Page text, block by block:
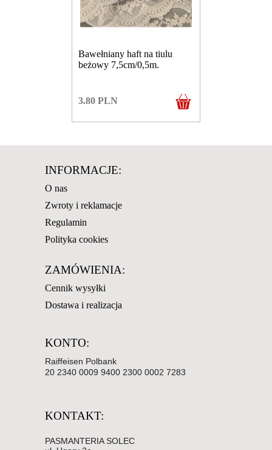
Bawełniany haft na tiulu
beżowy 7,5cm/0,5m.
3.80 PLN
INFORMACJE:
O nas
Zwroty i reklamacje
Regulamin
Polityka cookies
ZAMÓWIENIA:
Cennik wysyłki
Dostawa i realizacja
KONTO:
Raiffeisen Polbank
20 2340 0009 9400 2300 0002 7283
KONTAKT:
PASMANTERIA SOLEC